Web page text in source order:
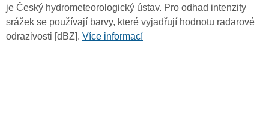
je Český hydrometeorologický ústav. Pro odhad intenzity
srážek se používají barvy, které vyjadřují hodnotu radarové
odrazivosti [dBZ]. Více informací